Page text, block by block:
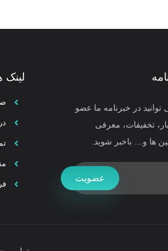
در خبرنامه ما عضو
تخفیفات، معرفی
ها و… باخبر شوید.
عضویت
لینک